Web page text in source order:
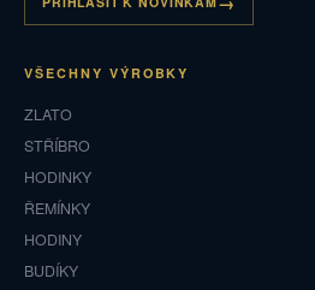
VŠECHNY VÝROBKY
ZLATO
STŘÍBRO
HODINKY
ŘEMÍNKY
HODINY
BUDÍKY